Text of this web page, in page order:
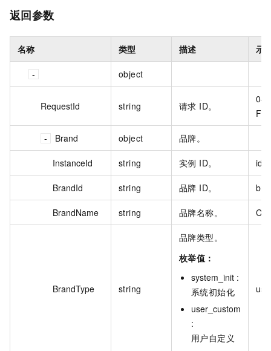
返回参数
名称 类型 描述 示
object
RequestId string 请求 ID。
Brand object 品牌。
InstanceId string 实例 ID。
BrandId string 品牌 ID。
BrandName string 品牌名称。
BrandType string
品牌类型。
枚举值：
system_init :
系统初始化
user_custom
:
用户自定义